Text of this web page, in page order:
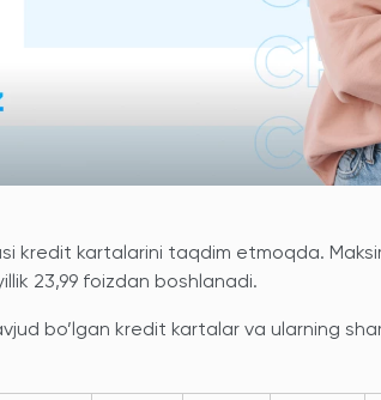
kredit kartalarini taqdim etmoqda.
23,99 foizdan boshlanadi.
bo’lgan kredit kartalar va ularning